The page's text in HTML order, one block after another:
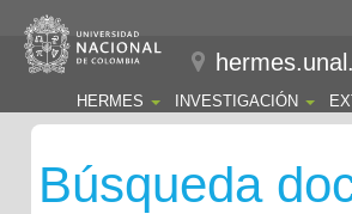
HERMES INVESTIGACIÓN
Búsqueda